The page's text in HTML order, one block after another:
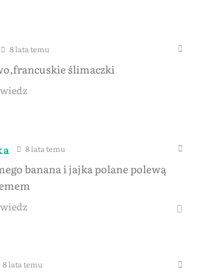
8 lata temu
ślimaczki
8 lata temu
banana i jajka polane polewą
8 lata temu